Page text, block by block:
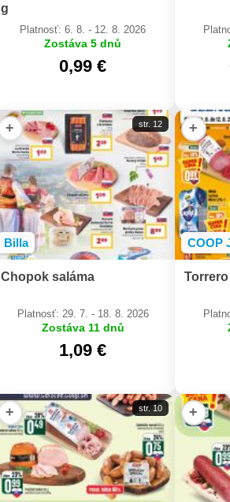
g
Platnosť: 6. 8. - 12. 8. 2026
Zostáva 5 dnů
0,99 €
+
Billa
str. 12
Chopok saláma
Platnosť: 29. 7. - 18. 8. 2026
Zostáva 11 dnů
1,09 €
+
COOP
Torrero
+ str. 10 +